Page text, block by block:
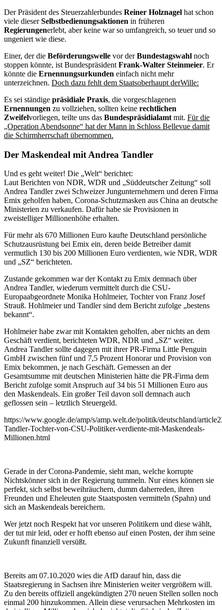
Der Präsident des Steuerzahlerbundes Reiner Holznagel hat schon
viele dieserSelbstbedienungsaktionen in früheren
Regierungenerlebt, aber keine war so umfangreich, so teuer und so
ungeniert wie diese.
Einer, der die Beförderungswelle vor derBundestagswahl noch
stoppen könnte, ist Bundespräsident Frank-Walter Steinmeier. Er
könnte die Ernennungsurkunden einfach nicht mehr
unterzeichnen. Doch dazu fehlt dem Staatsoberhaupt derWille:
Es sei ständige präsidiale Praxis, die vorgeschlagenen
Ernennungen zu vollziehen, sollten keine rechtlichen
Zweifelvorliegen, teilte uns das Bundespräsidialamt mit. Für die
„Operation Abendsonne“ hat der Mann in Schloss Bellevue damit
die Schirmherrschaft übernommen.
Der Maskendeal mit Andrea Tandler
Und es geht weiter! Die „Welt“ berichtet:
Laut Berichten von NDR, WDR und „Süddeutscher Zeitung“ soll
Andrea Tandler zwei Schweizer Jungunternehmern und deren Firma
Emix geholfen haben, Corona-Schutzmasken aus China an deutsche
Ministerien zu verkaufen. Dafür habe sie Provisionen in
zweistelliger Millionenhöhe erhalten.
Für mehr als 670 Millionen Euro kaufte Deutschland persönliche
Schutzausrüstung bei Emix ein, deren beide Betreiber damit
vermutlich 130 bis 200 Millionen Euro verdienten, wie NDR, WDR
und „SZ“ berichteten.
Zustande gekommen war der Kontakt zu Emix demnach über
Andrea Tandler, wiederum vermittelt durch die CSU-
Europaabgeordnete Monika Hohlmeier, Tochter von Franz Josef
Strauß. Hohlmeier und Tandler sind dem Bericht zufolge „bestens
bekannt“.
Hohlmeier habe zwar mit Kontakten geholfen, aber nichts an dem
Geschäft verdient, berichteten WDR, NDR und „SZ“ weiter.
Andrea Tandler sollte dagegen mit ihrer PR-Firma Little Penguin
GmbH zwischen fünf und 7,5 Prozent Honorar und Provision von
Emix bekommen, je nach Geschäft. Gemessen an der
Gesamtsumme mit deutschen Ministerien hätte die PR-Firma dem
Bericht zufolge somit Anspruch auf 34 bis 51 Millionen Euro aus
den Maskendeals. Ein großer Teil davon soll demnach auch
geflossen sein – letztlich Steuergeld.
https://www.google.de/amp/s/amp.welt.de/politik/deutschland/
Tandler-Tochter-von-CSU-Politiker-verdiente-mit-Maskendeals-
Millionen.html
Gerade in der Corona-Pandemie, sieht man, welche korrupte
Nichtskönner sich in der Regierung tummeln. Nur eines können sie
perfekt, sich selbst beweihräuchern, dumm daherreden, ihren
Freunden und Eheleuten gute Staatsposten vermitteln (Spahn) und
sich an Maskendeals bereichern.
Wer jetzt noch Respekt hat vor unseren Politikern und diese wählt,
der tut mir leid, oder er hofft ebenso auf einen Posten, der ihm seine
Zukunft finanziell versüßt.
Bereits am 07.10.2020 wies die AfD darauf hin, dass die
Staatsregierung in Sachsen ihre Ministerien weiter vergrößern will.
Zu den bereits offiziell angekündigten 270 neuen Stellen sollen noch
einmal 200 hinzukommen. Allein diese verursachen Mehrkosten im